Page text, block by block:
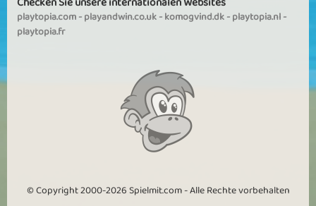
playtopia.com-playandwin.co.uk-komogvind.dk-playtopia.nl-
playtopia.fr
© Copyright 2000-2026 Spielmit.com - Alle Rechte vorbehalten